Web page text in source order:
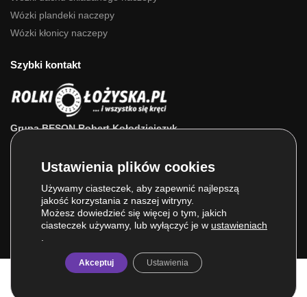
Wózki plandeki naczepy
Wózki kłonicy naczepy
Szybki kontakt
Grupa BESON Robert Kołodziejczyk
ul. Powstańców Wlkp. 63a
E-mail:sklep@rolkilozyska.pl
Używamy ciasteczek, aby zapewnić najlepszą
jakość korzystania z naszej witryny.
Możesz dowiedzieć się więcej o tym, jakich
ciasteczek używamy, lub wyłączyć je w ustawieniach
Akceptuj Ustawienia